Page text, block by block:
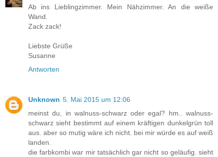
Ab ins Lieblingzimmer. Mein Nähzimmer. An die weiße
Wand.
Zack zack!
Liebste Grüße
Susanne
Antworten
Unknown 5. Mai 2015 um 12:06
meinst du, in walnuss-schwarz oder egal? hm.. walnuss-
schwarz sieht bestimmt auf einem kräftigen dunkelgrün toll
aus. aber so mutig wäre ich nicht. bei mir würde es auf weiß
landen.
die farbkombi war mir tatsächlich gar nicht so geläufig. sieht